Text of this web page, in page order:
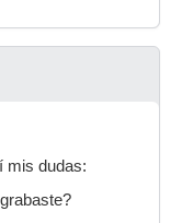
mis dudas: